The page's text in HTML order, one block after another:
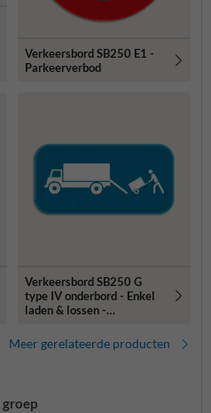
Verkeersbord SB250 E1 -
Parkeerverbod
Verkeersbord SB250 G
type IV onderbord - Enkel
laden & lossen -
Meer gerelateerde producten